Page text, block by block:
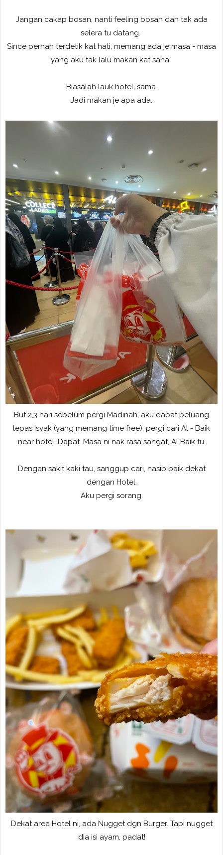
Jangan cakap bosan, nanti feeling bosan dan tak ada
selera tu datang.
Since pernah terdetik kat hati, memang ada je masa - masa
yang aku tak lalu makan kat sana.
Biasalah lauk hotel, sama.
Jadi makan je apa ada.
But 2,3 hari sebelum pergi Madinah, aku dapat peluang
lepas Isyak (yang memang time free), pergi cari Al - Baik
near hotel. Dapat. Masa ni nak rasa sangat, Al Baik tu.
Dengan sakit kaki tau, sanggup cari, nasib baik dekat
dengan Hotel.
Aku pergi sorang.
Dekat area Hotel ni, ada Nugget dgn Burger. Tapi nugget
dia isi ayam, padat!